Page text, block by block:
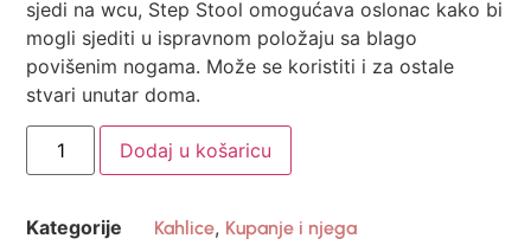
sjedi na wcu, Step Stool omogućava oslonac kako bi
mogli sjediti u ispravnom položaju sa blago
povišenim nogama. Može se koristiti i za ostale
stvari unutar doma.
Dodaj u košaricu
Kategorije Kahlice, Kupanje i njega